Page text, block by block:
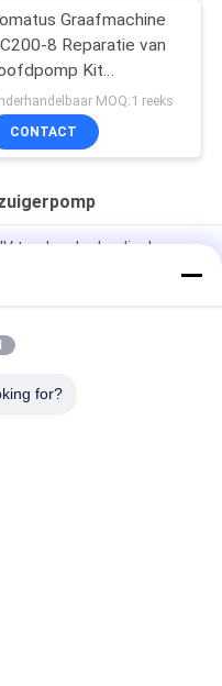
Graafmachine
8 Reparatie van
Kit
pomp
zuigerpomp
reparatie
MOQ:1 reeks
CONTACT
tandem hydraulische
met variabel
for?